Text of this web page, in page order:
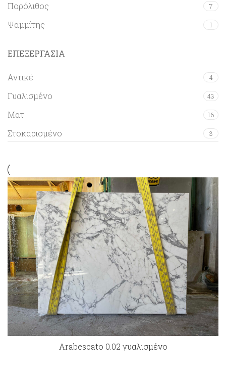
Πορόλιθος 7
Ψαμμίτης 1
ΕΠΕΞΕΡΓΑΣΙΑ
Αντικέ 4
Γυαλισμένο 43
Ματ 16
Στοκαρισμένο 3
Arabescato 0.02 γυαλισμένο